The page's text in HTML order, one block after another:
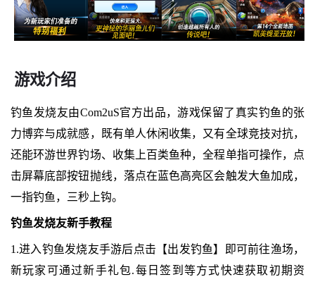
游戏介绍
钓鱼发烧友由Com2uS官方出品，游戏保留了真实钓鱼的张
力博弈与成就感，既有单人休闲收集，又有全球竞技对抗，
还能环游世界钓场、收集上百类鱼种，全程单指可操作，点
击屏幕底部按钮抛线，落点在蓝色高亮区会触发大鱼加成，
一指钓鱼，三秒上钩。
钓鱼发烧友新手教程
1.进入钓鱼发烧友手游后点击【出发钓鱼】即可前往渔场，
新玩家可通过新手礼包.每日签到等方式快速获取初期资